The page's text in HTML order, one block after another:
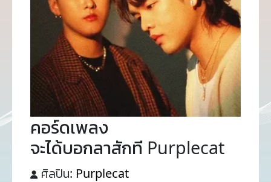
คอร์ดเพลง
จะได้บอกลาสักที Purplecat
ศิลปิน: Purplecat